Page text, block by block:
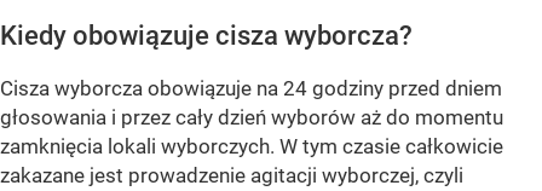
Kiedy obowiązuje cisza wyborcza?
Cisza wyborcza obowiązuje na 24 godziny przed dniem
głosowania i przez cały dzień wyborów aż do momentu
zamknięcia lokali wyborczych. W tym czasie całkowicie
zakazane jest prowadzenie agitacji wyborczej, czyli